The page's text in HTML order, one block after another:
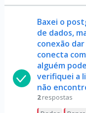
Baxei o
de dados,
conexão
conecta
alguém
verifiquei a
não
2 respostas